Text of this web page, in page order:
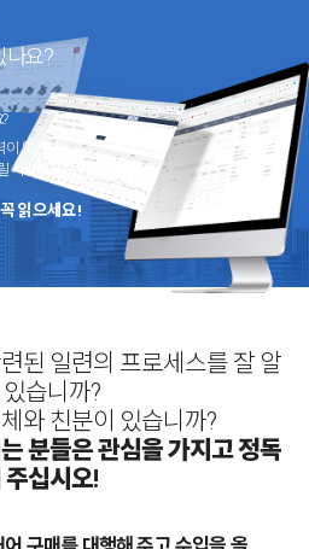
나요?
없어서
사람이 필요하신가요?
읽으세요!
된 일련의 프로세스를 잘 알
습니까?
와 친분이 있습니까?
분들은 관심을 가지고 정독
주십시오!